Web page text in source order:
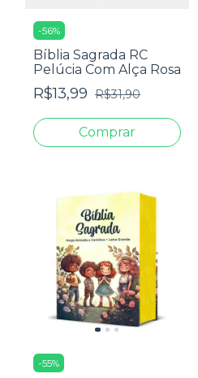
-56%
Bíblia Sagrada RC
Pelúcia Com Alça Rosa
R$13,99 R$31,90
-55%